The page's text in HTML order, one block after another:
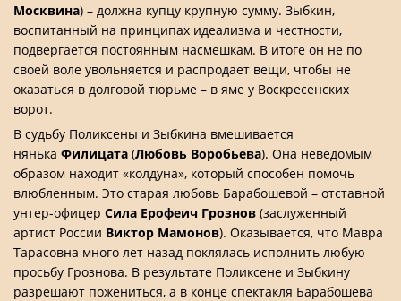
Москвина) – должна купцу крупную сумму. Зыбкин,
воспитанный на принципах идеализма и честности,
подвергается постоянным насмешкам. В итоге он не по
своей воле увольняется и распродает вещи, чтобы не
оказаться в долговой тюрьме – в яме у Воскресенских
ворот.
В судьбу Поликсены и Зыбкина вмешивается
нянька Филицата (Любовь Воробьева). Она неведомым
образом находит «колдуна», который способен помочь
влюбленным. Это старая любовь Барабошевой – отставной
унтер-офицер Сила Ерофеич Грознов (заслуженный
артист России Виктор Мамонов). Оказывается, что Мавра
Тарасовна много лет назад поклялась исполнить любую
просьбу Грознова. В результате Поликсене и Зыбкину
разрешают пожениться, а в конце спектакля Барабошева